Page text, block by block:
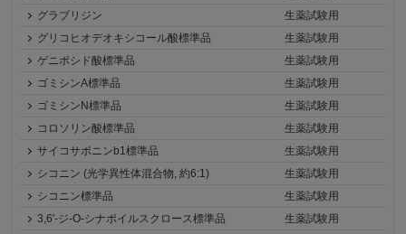
グラブリジン
生薬試験用
グリコヒオデオキシコール酸標準品
生薬試験用
ゲニポシド酸標準品
生薬試験用
ゴミシンA標準品
生薬試験用
ゴミシンN標準品
生薬試験用
コロソリン酸標準品
生薬試験用
サイコサポニンb1標準品
生薬試験用
シコニン (光学異性体混合物, 約6:1)
生薬試験用
シコニン標準品
生薬試験用
3,6'-ジ-O-シナポイルスクロース標準品
生薬試験用